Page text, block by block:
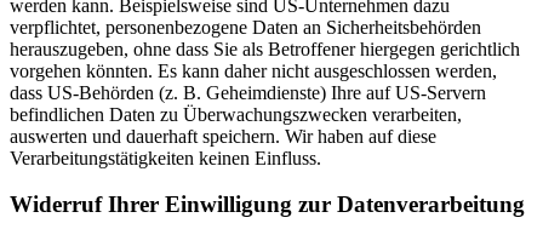
werden kann. Beispielsweise sind US-Unternehmen dazu
verpflichtet, personenbezogene Daten an Sicherheitsbehörden
herauszugeben, ohne dass Sie als Betroffener hiergegen gerichtlich
vorgehen könnten. Es kann daher nicht ausgeschlossen werden,
dass US-Behörden (z. B. Geheimdienste) Ihre auf US-Servern
befindlichen Daten zu Überwachungszwecken verarbeiten,
auswerten und dauerhaft speichern. Wir haben auf diese
Verarbeitungstätigkeiten keinen Einfluss.
Widerruf Ihrer Einwilligung zur Datenverarbeitung